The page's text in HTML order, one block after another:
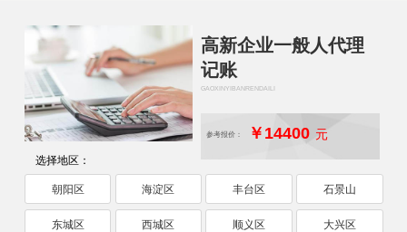
高新企业一般人代理
记账
GAOXINYIBANRENDAILI
选择地区：
朝阳区 海淀区 丰台区 石景山
东城区 西城区 顺义区 大兴区
参考报价： ￥14400 元